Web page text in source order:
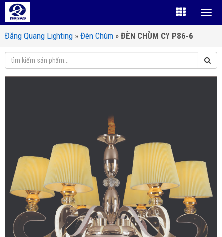
Đăng Quang Lighting » Đèn Chùm » ĐÈN CHÙM CY P86-6